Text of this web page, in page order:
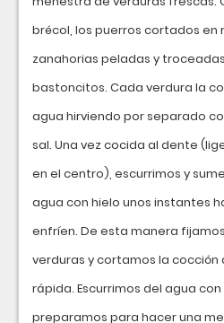
brécol, los puerros cortados en
zanahorias peladas y
bastoncitos. Cada verdura la
agua hirviendo por separado
sal. Una vez cocida al dente
en el centro), escurrimos y
agua con hielo unos instantes
enfríen. De esta manera
verduras y cortamos la cocción
rápida. Escurrimos del agua con
preparamos para hacer una